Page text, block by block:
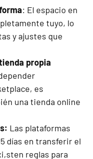
: El espacio en
tuyo, lo
y ajustes que
propia
es
una tienda online
Las plataformas
días en transferir el
reglas para